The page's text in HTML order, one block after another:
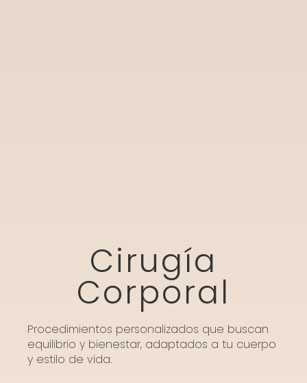
Cirugía
Corporal
Procedimientos personalizados que buscan
equilibrio y bienestar, adaptados a tu cuerpo
y estilo de vida.